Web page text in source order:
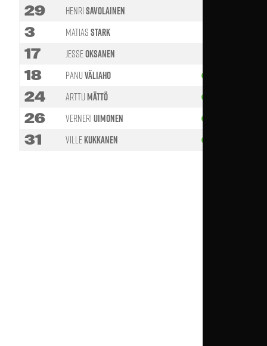
29 HenriSavolainen
3 MatiasStark
17 JesseOksanen
18 PanuVäliaho
24 ArttuMättö
26 VerneriUimonen
31 VilleKukkanen